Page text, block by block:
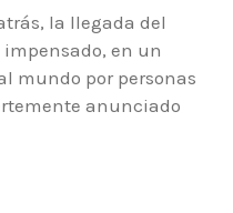
la llegada del
en un
mundo por personas
anunciado